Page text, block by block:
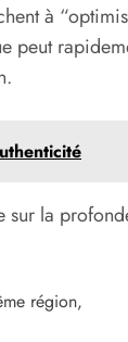
à
peut
la
région,